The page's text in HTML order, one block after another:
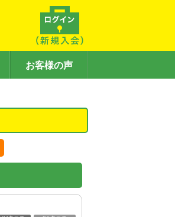
お客様の声